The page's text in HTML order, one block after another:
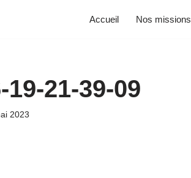
Accueil Nos missions
19-21-39-09
2023